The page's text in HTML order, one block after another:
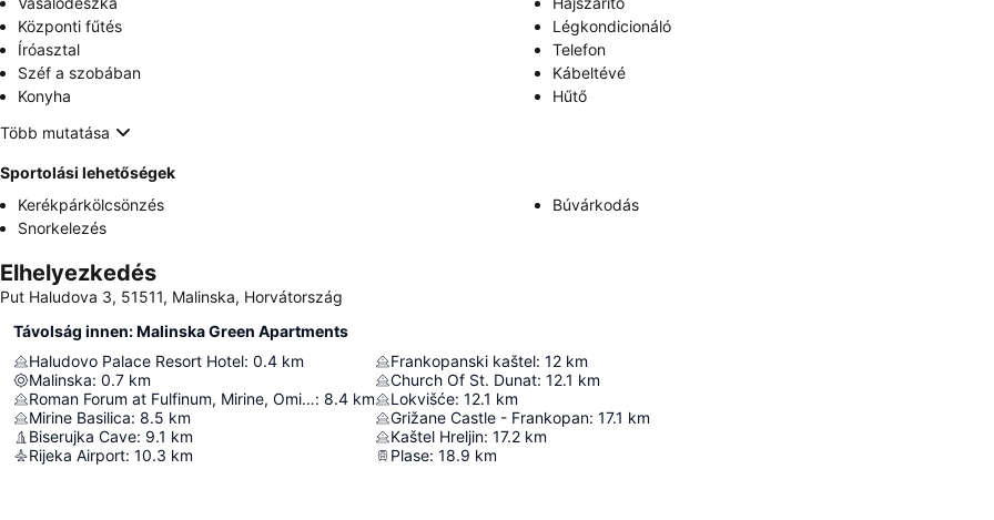
Központi fűtés
Légkondicionáló
Íróasztal
Telefon
Széf a szobában
Kábeltévé
Konyha
Hűtő
Több mutatása
Sportolási lehetőségek
Kerékpárkölcsönzés
Búvárkodás
Snorkelezés
Elhelyezkedés
Put Haludova 3, 51511, Malinska, Horvátország
Távolság innen: Malinska Green Apartments
Haludovo Palace Resort Hotel: 0.4 km
Malinska: 0.7 km
Roman Forum at Fulfinum, Mirine, Omišalj: 8.4 km
Mirine Basilica: 8.5 km
Biserujka Cave: 9.1 km
Rijeka Airport: 10.3 km
Frankopanski kaštel: 12 km
Church Of St. Dunat: 12.1 km
Lokvišće: 12.1 km
Grižane Castle - Frankopan: 17.1 km
Kaštel Hreljin: 17.2 km
Plase: 18.9 km